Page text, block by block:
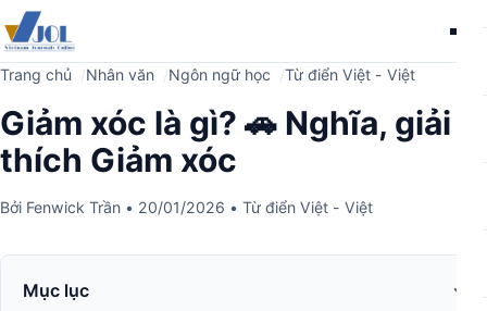
Trang chủ Nhân văn Ngôn ngữ học Từ điển Việt - Việt
Giảm xóc là gì? 🚗 Nghĩa, giải
thích Giảm xóc
Bởi Fenwick Trần • 20/01/2026 • Từ điển Việt - Việt
Mục lục